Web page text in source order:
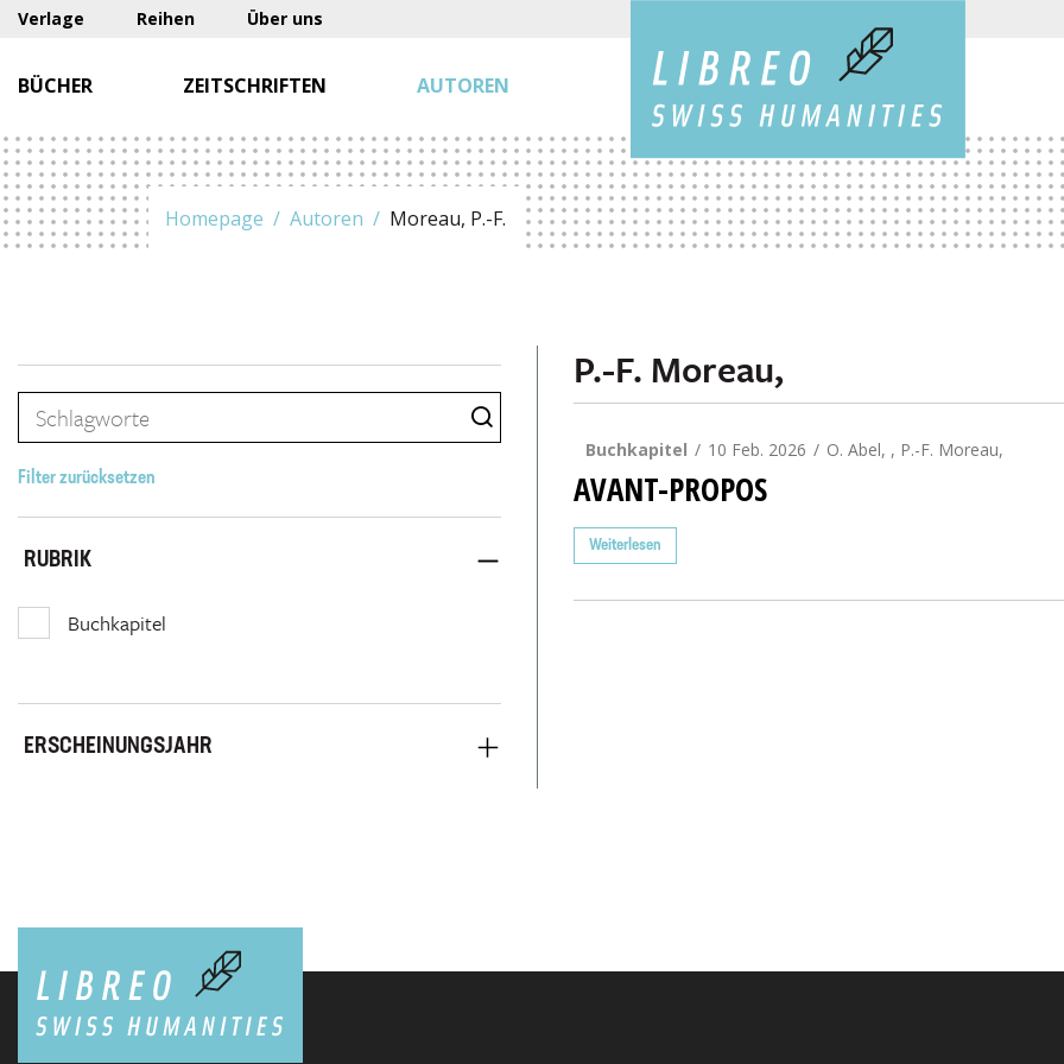
Verlage Reihen Über uns
BÜCHER ZEITSCHRIFTEN AUTOREN
Homepage Autoren Moreau, P.-F.
Filter zurücksetzen
RUBRIK
Buchkapitel
ERSCHEINUNGSJAHR
P.-F. Moreau,
Buchkapitel 10 Feb. 2026 O. Abel, , P.-F. Moreau,
AVANT-PROPOS
Weiterlesen